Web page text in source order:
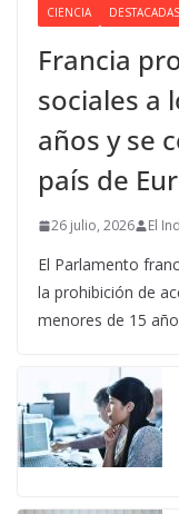
CIENCIA DESTACADAS
Francia
sociales a
años y se
país de
26 julio, 2026 El
El Parlamento
la prohibición de
menores de 15